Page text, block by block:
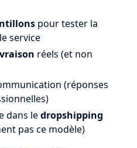
pour tester la
service
réels (et non
(réponses
dans ledropshipping
pas ce modèle)